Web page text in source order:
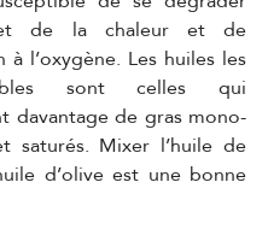
de la chaleur et de
à l’oxygène. Les huiles les
sont celles qui
davantage de gras mono-
saturés. Mixer l’huile de
d’olive est une bonne